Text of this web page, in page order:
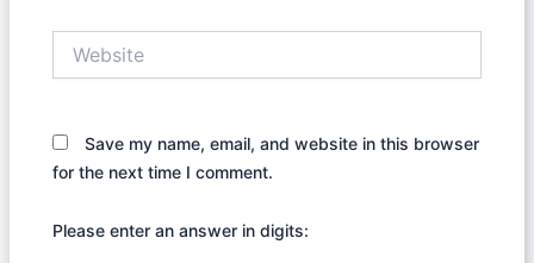
Save my name, email, and website in this browser
for the next time I comment.
Please enter an answer in digits: